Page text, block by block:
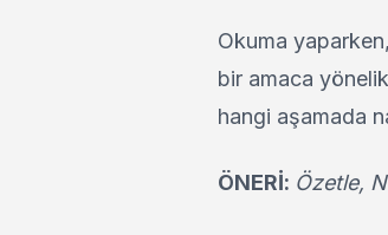
Okuma
bir amaca
hangi aşamada
ÖNERİ: Özetle,